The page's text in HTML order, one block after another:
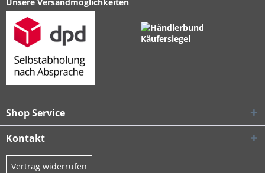
Unsere Versandmöglichkeiten
Shop Service
Kontakt
Vertrag widerrufen